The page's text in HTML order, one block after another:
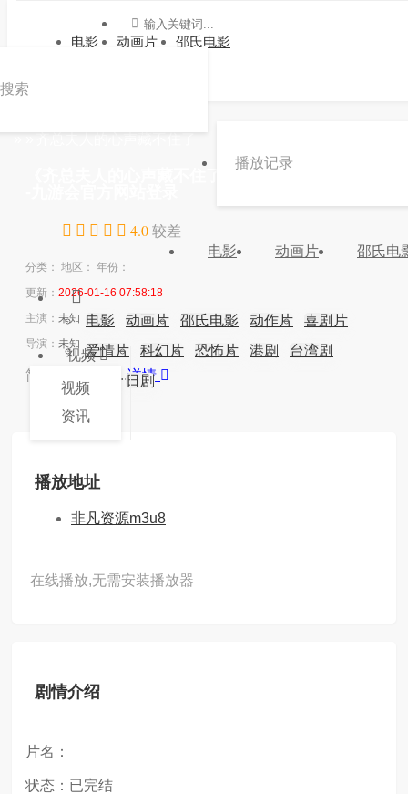
电影 动画片 邵氏电影
播放记录
电影 动画片 邵氏电
电影 动画片 邵氏电影 动作片
喜剧片
爱情片
科幻片 恐怖片 港剧
台湾剧
韩剧
日剧
视频
视频
资讯
索
4.0 较差
分类： 地区： 年份：
更新： 2026-01-16 07:58:18
主演： 未知
导演： 未知
简介： 简介：...详情
播放地址
非凡资源m3u8
在线播放,无需安装播放器
剧情介绍
片名：
状态：已完结